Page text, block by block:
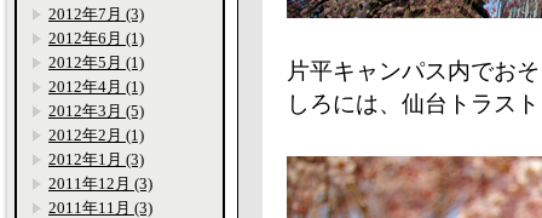
片平キャンパス内でお
しろには、仙台トラス
2012年7月 (3)
2012年6月 (1)
2012年5月 (1)
2012年4月 (1)
2012年3月 (5)
2012年2月 (1)
2012年1月 (3)
2011年12月 (3)
2011年11月 (3)